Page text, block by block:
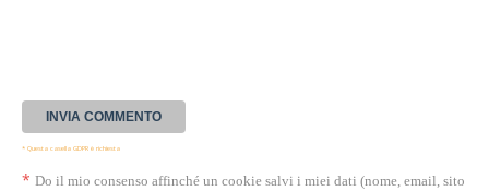
* Questa casella GDPR è richiesta
* Do il mio consenso affinché un cookie salvi i miei dati (nome, email, sito